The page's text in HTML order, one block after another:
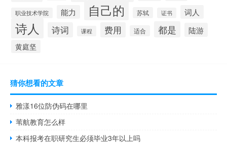
职业技术学院 能力 自己的 苏轼 证书 词人
诗人 诗词 课程 费用 适合 都是 陆游
黄庭坚
猜你想看的文章
雅漾16位防伪码在哪里
苇航教育怎么样
本科报考在职研究生必须毕业3年以上吗